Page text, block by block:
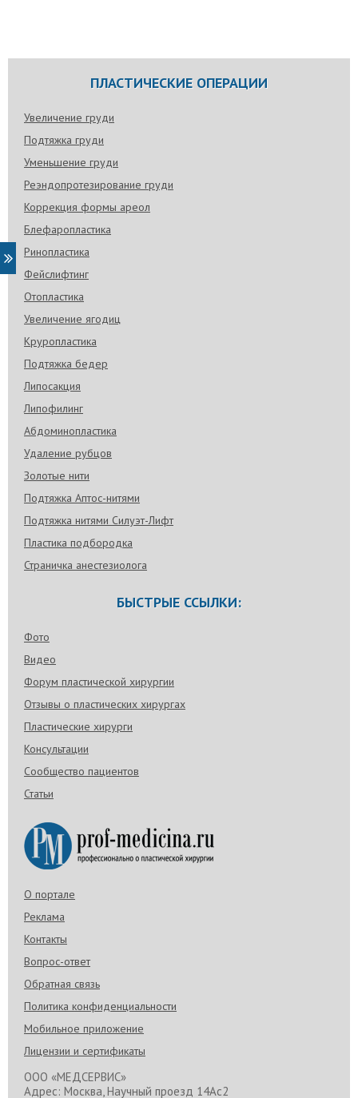
ПЛАСТИЧЕСКИЕ ОПЕРАЦИИ
Увеличение груди
Подтяжка груди
Уменьшение груди
Реэндопротезирование груди
Коррекция формы ареол
Блефаропластика
Ринопластика
Фейслифтинг
Отопластика
Увеличение ягодиц
Круропластика
Подтяжка бедер
Липосакция
Липофилинг
Абдоминопластика
Удаление рубцов
Золотые нити
Подтяжка Аптос-нитями
Подтяжка нитями Силуэт-Лифт
Пластика подбородка
Страничка анестезиолога
БЫСТРЫЕ ССЫЛКИ:
Фото
Видео
Форум пластической хирургии
Отзывы о пластических хирургах
Пластические хирурги
Консультации
Сообщество пациентов
Статьи
О портале
Реклама
Контакты
Вопрос-ответ
Обратная связь
Политика конфиденциальности
Мобильное приложение
Лицензии и сертификаты
ООО «МЕДСЕРВИС»
Адрес: Москва, Научный проезд 14Ас2